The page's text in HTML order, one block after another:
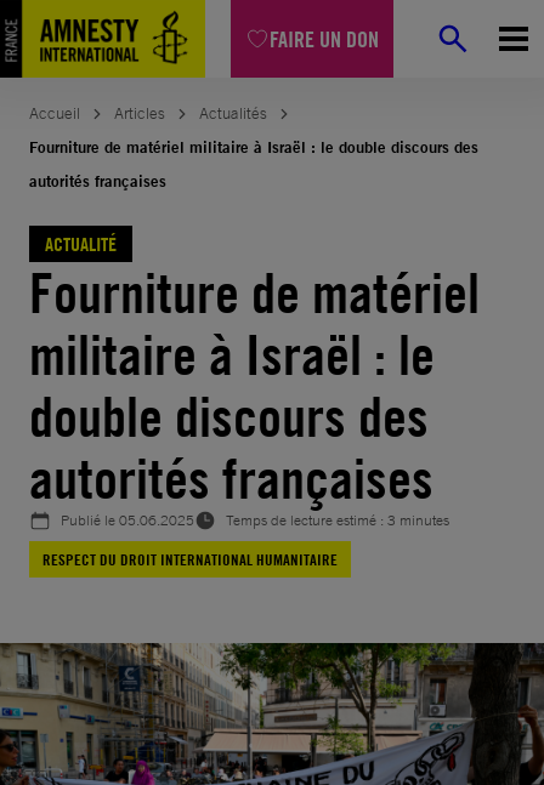
FAIRE UN DON
Aller
au
contenu
Accueil Articles
Actualités
Fourniture de matériel militaire à Israël : le double discours des
autorités françaises
ACTUALITÉ
Fourniture de matériel
militaire à Israël : le
double discours des
autorités françaises
Publié le05.06.2025
Temps de lecture estimé : 3 minutes
RESPECT DU DROIT INTERNATIONAL HUMANITAIRE